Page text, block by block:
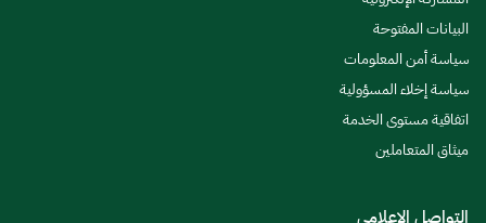
البيانات المفتوحة
سياسة أمن المعلومات
سياسة إخلاء المسؤولية
اتفاقية مستوى الخدمة
ميثاق المتعاملين
التواصل الإعلامي